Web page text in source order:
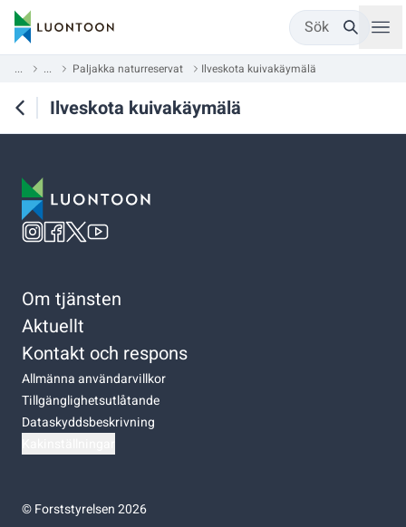
Sök
... ... Paljakka naturreservat Ilveskota kuivakäymälä
Ilveskota kuivakäymälä
Om tjänsten
Aktuellt
Kontakt och respons
Allmänna användarvillkor
Tillgänglighetsutlåtande
Dataskyddsbeskrivning
©Forststyrelsen 2026